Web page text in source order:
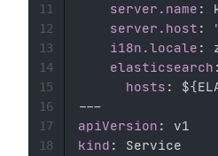
server.name :
server.host :
i18n.locale :
elasticsearch :
hosts : ${
---
apiVersion :
kind :
11
12
13
14
15
16
17
18